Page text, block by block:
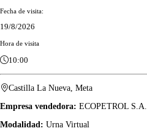
Fecha de visita:
19/8/2026
Hora de visita
10:00
Castilla La Nueva, Meta
Empresa vendedora: ECOPETROL S.A.
Modalidad: Urna Virtual